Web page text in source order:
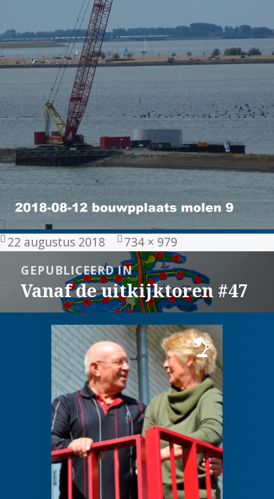
Geplaatst
22 augustus 2018
Volledige
grootte
734 × 979
navigatieGEPUBLICEERD IN
Vanaf de uitkijktoren #47